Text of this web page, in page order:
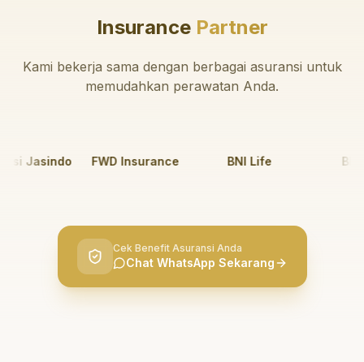
InsurancePartner
Kami bekerja sama dengan berbagai asuransi untuk
memudahkan perawatan Anda.
Jasindo FWD Insurance BNI Life BRI
Cek Benefit Asuransi Anda
Chat WhatsApp Sekarang